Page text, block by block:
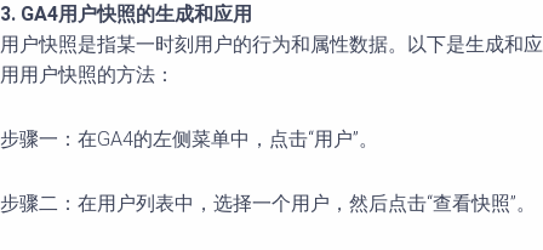
3. GA4用户快照的生成和应用
用户快照是指某一时刻用户的行为和属性数据。以下是生成和应
用用户快照的方法：
步骤一：在GA4的左侧菜单中，点击“用户”。
步骤二：在用户列表中，选择一个用户，然后点击“查看快照”。